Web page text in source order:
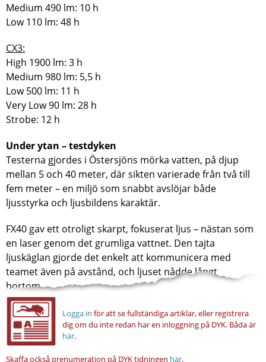
Medium 490 lm: 10 h
Low 110 lm: 48 h
CX3:
High 1900 lm: 3 h
Medium 980 lm: 5,5 h
Low 500 lm: 11 h
Very Low 90 lm: 28 h
Strobe: 12 h
Under ytan – testdyken
Testerna gjordes i Östersjöns mörka vatten, på djup
mellan 5 och 40 meter, där sikten varierade från två till
fem meter – en miljö som snabbt avslöjar både
ljusstyrka och ljusbildens karaktär.
FX40 gav ett otroligt skarpt, fokuserat ljus – nästan som
en laser genom det grumliga vattnet. Den tajta
ljuskäglan gjorde det enkelt att kommunicera med
teamet även på avstånd, och ljuset nådde långt
bortom...
Logga in för att se fullständiga artiklar, eller registrera
dig om du inte redan har en inloggning på DYK. Båda är
här.
Skaffa också prenumeration på DYK tidningen här.